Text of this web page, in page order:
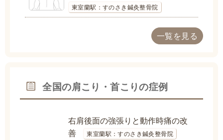
東室蘭駅：すのさき鍼灸整骨院
一覧を見る
全国の肩こり・首こりの症例
右肩後面の強張りと動作時痛の改
善
東室蘭駅：すのさき鍼灸整骨院